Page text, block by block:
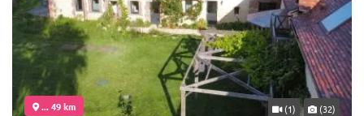
... 49 km (1) (32)